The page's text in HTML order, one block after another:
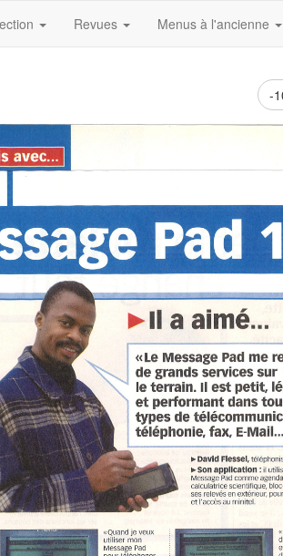
Revues Menus à l'ancienne
-